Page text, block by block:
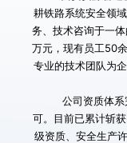
耕铁路系统安全领
务、技术咨询于一
万元，现有员工50
专业的技术团队为
可。目前已累计斩
级资质、安全生产